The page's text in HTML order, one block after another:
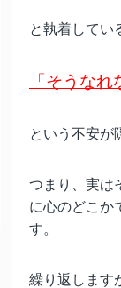
と執着してい
「そうなれ
という不安が
つまり、実は
に心のどこか
す。
繰り返します